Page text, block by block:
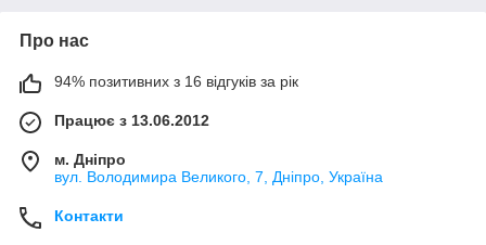
Про нас
94% позитивних з 16 відгуків за рік
Працює з 13.06.2012
м. Дніпро
вул. Володимира Великого, 7, Дніпро, Україна
Контакти